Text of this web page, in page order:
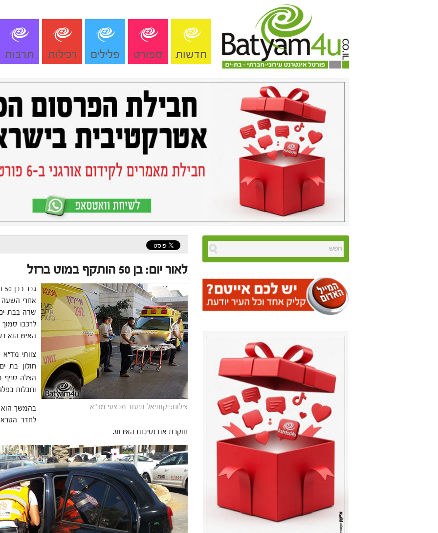
חדשות ספורט פלילים רכילות תרבות
לאור יום: בן 50 הותקף במוט ברזל
צילום: יקותיאל תיעוד מבצעי מד"א
שדה בבת
לרכבו
האיש הוא
צוותי מד"א
חולון בת
הצלה סניף
וחבלות
בהמשך הוא
לחדר
חוקרת את נסיבות האירוע.